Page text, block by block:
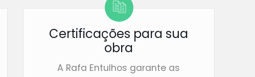
Certificações para sua
obra
A Rafa Entulhos garante as